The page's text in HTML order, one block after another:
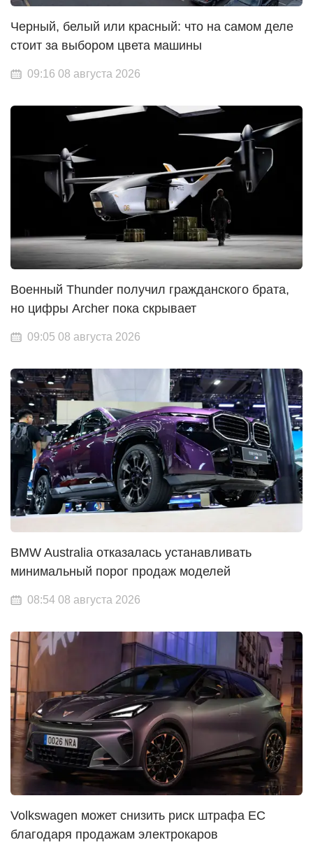
Черный, белый или красный: что на самом деле
стоит за выбором цвета машины
09:16 08 августа 2026
Военный Thunder получил гражданского брата,
но цифры Archer пока скрывает
09:05 08 августа 2026
BMW Australia отказалась устанавливать
минимальный порог продаж моделей
08:54 08 августа 2026
Volkswagen может снизить риск штрафа ЕС
благодаря продажам электрокаров